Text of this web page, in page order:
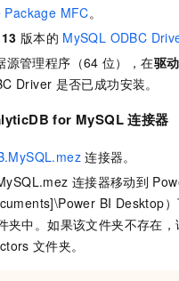
MFC。
版本的 MySQL ODBC
源管理程序（64 位），在驱
Driver 是否已成功安装。
for MySQL 连接器
连接器。
连接器移动到
BI Desktop）
夹中。如果该文件夹不存在，
文件夹。